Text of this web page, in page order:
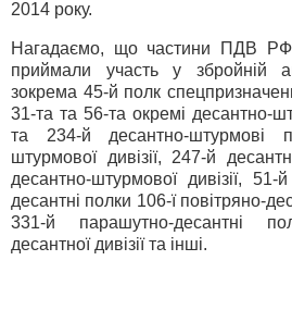
2014 року.
Нагадаємо, що частини ПДВ РФ
приймали участь у збройній
зокрема 45-й полк
31-та та 56-та окремі десантно-
та 234-й десантно-штурмові
штурмової дивізії, 247-й
десантно-штурмової дивізії,
десантні полки 106-ї повітряно-
331-й парашутно-десантні
десантної дивізії та інші.